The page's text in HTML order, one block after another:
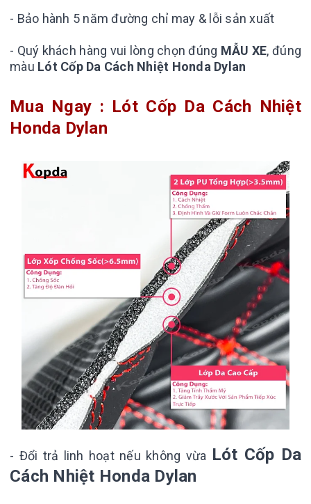
- Bảo hành 5 năm đường chỉ may & lỗi sản xuất
- Quý khách hàng vui lòng chọn đúng MẪU XE, đúng
màu Lót Cốp Da Cách Nhiệt Honda Dylan
Mua Ngay : Lót Cốp Da Cách Nhiệt
Honda Dylan
- Đổi trả linh hoạt nếu không vừa Lót Cốp Da
Cách Nhiệt Honda Dylan